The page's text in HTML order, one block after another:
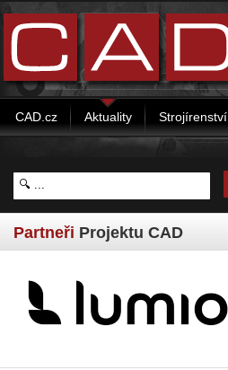
CAD.cz Aktuality Strojírenství
Partneři Projektu CAD